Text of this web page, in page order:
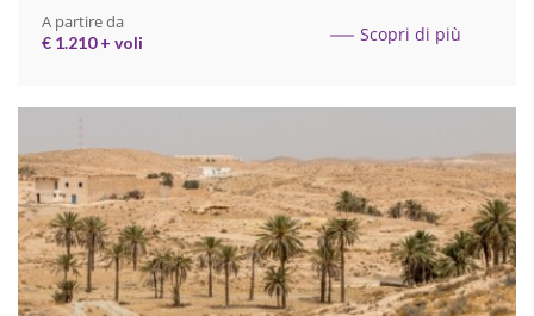
A partire da
€ 1.210 + voli Scopri di più